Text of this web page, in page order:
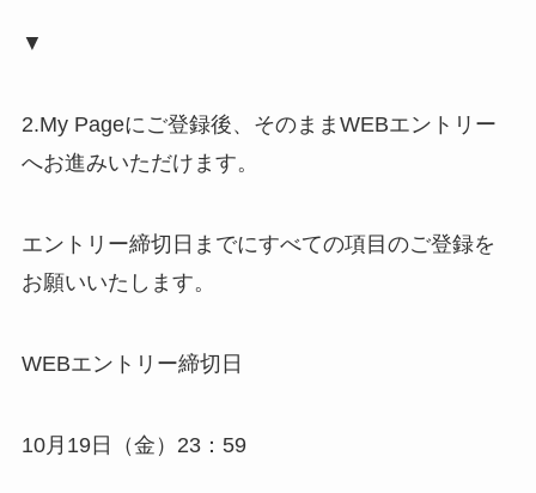
▼
2.My Pageにご登録後、そのままWEBエントリー
へお進みいただけます。
エントリー締切日までにすべての項目のご登録を
お願いいたします。
WEBエントリー締切日
10月19日（金）23：59